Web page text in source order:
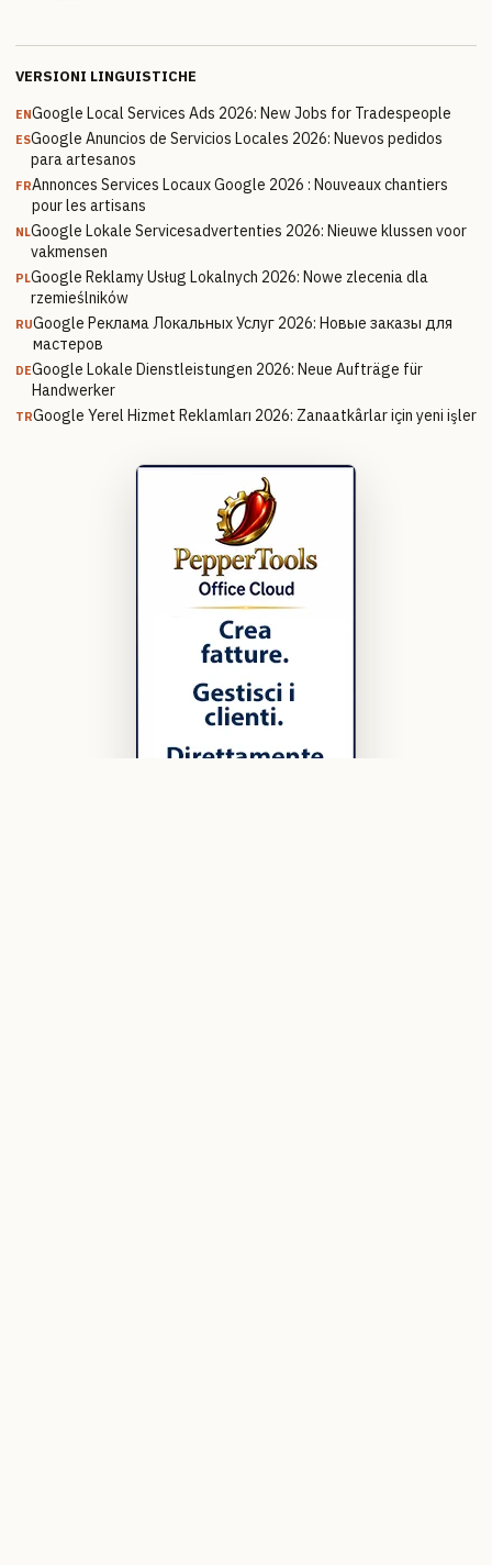
VERSIONI LINGUISTICHE
ENGoogle Local Services Ads 2026: New Jobs for Tradespeople
ESGoogle Anuncios de Servicios Locales 2026: Nuevos pedidos
para artesanos
FRAnnonces Services Locaux Google 2026 : Nouveaux chantiers
pour les artisans
NLGoogle Lokale Servicesadvertenties 2026: Nieuwe klussen voor
vakmensen
PLGoogle Reklamy Usług Lokalnych 2026: Nowe zlecenia dla
rzemieślników
RUGoogle Реклама Локальных Услуг 2026: Новые заказы для
мастеров
DEGoogle Lokale Dienstleistungen 2026: Neue Aufträge für
Handwerker
TRGoogle Yerel Hizmet Reklamları 2026: Zanaatkârlar için yeni işler